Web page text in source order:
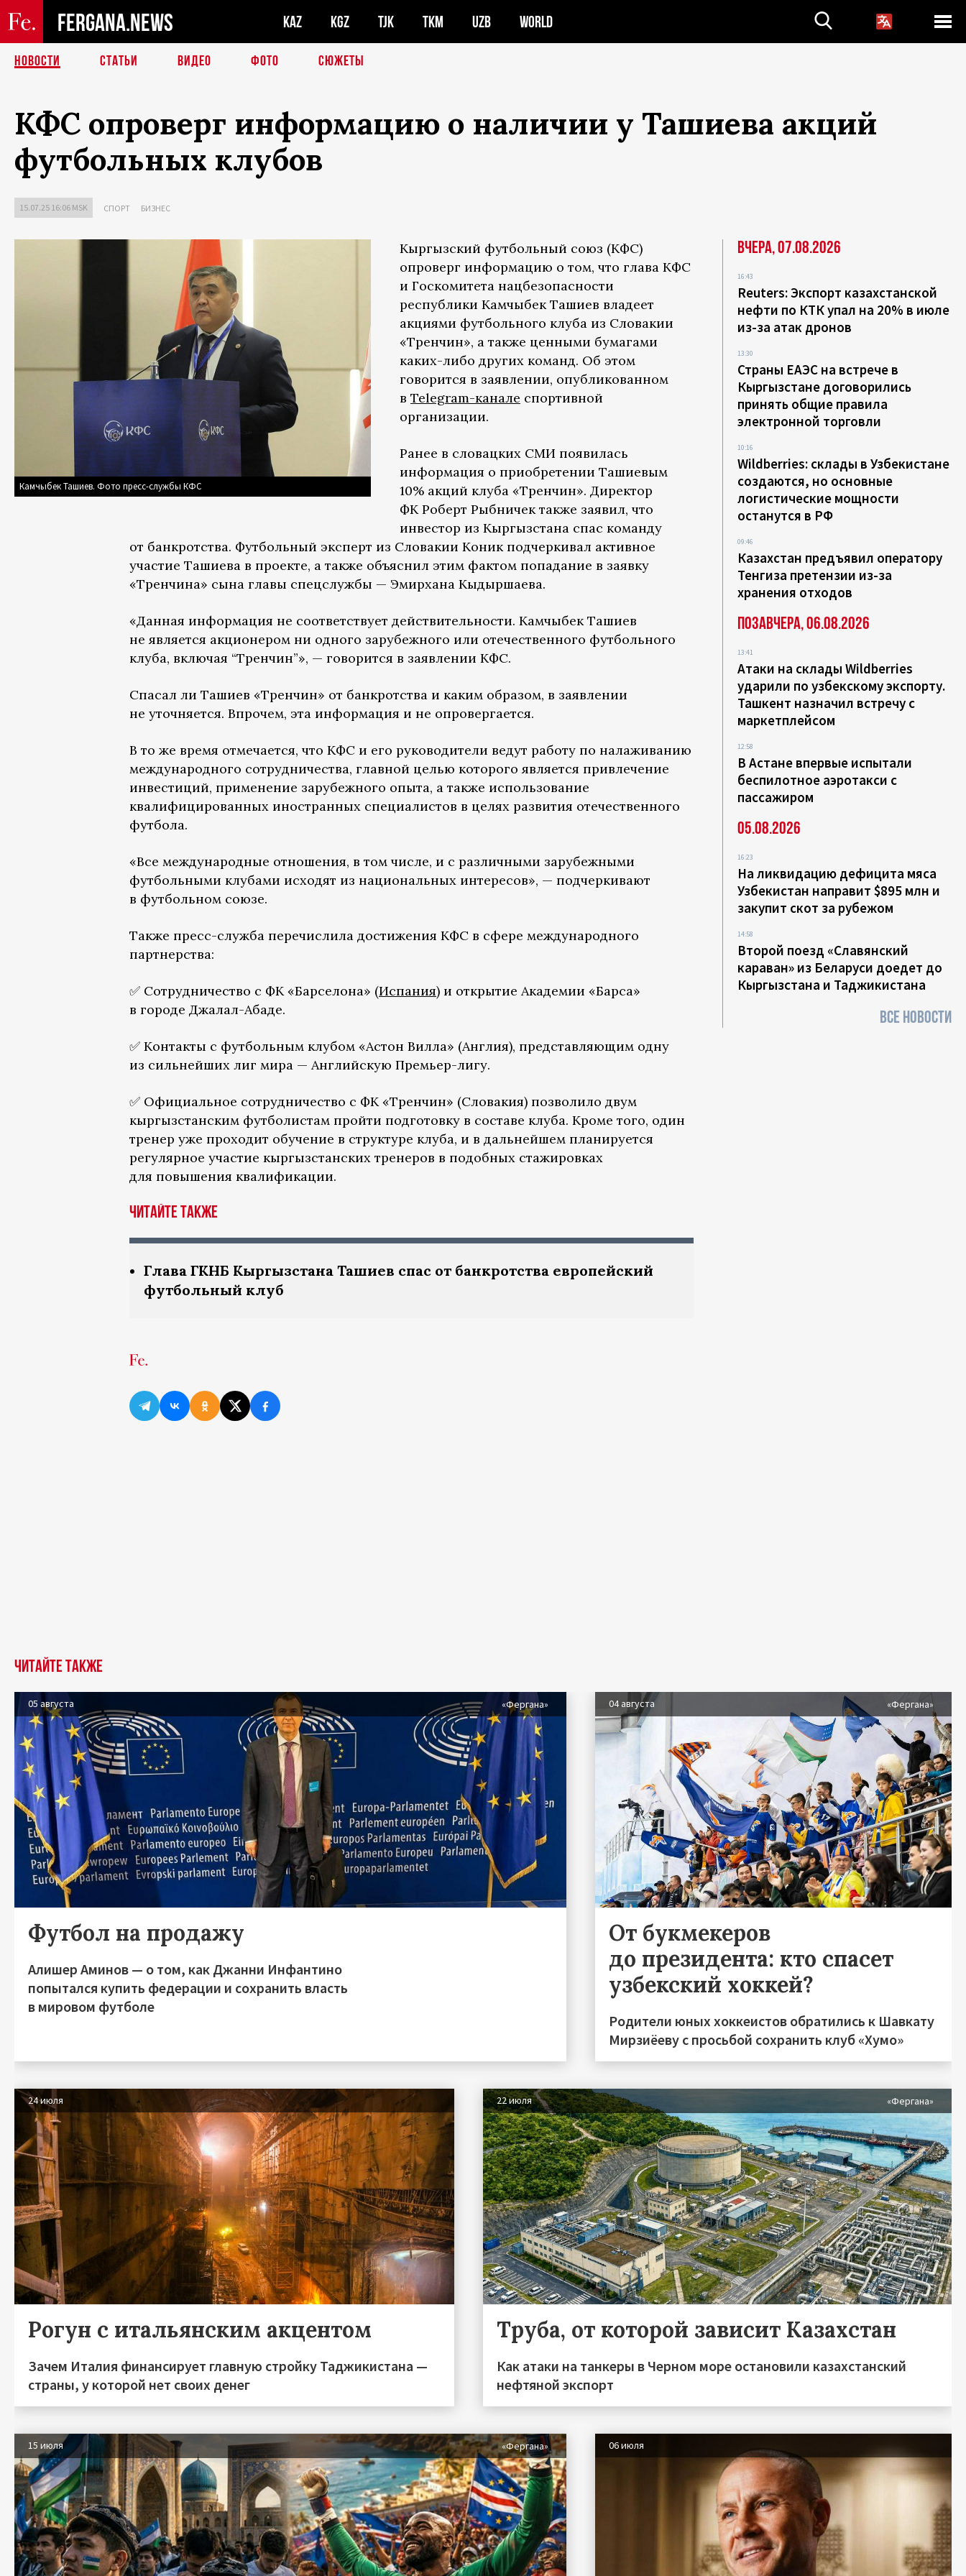
FERGANA.NEWS KAZ KGZ TJK TKM UZB WORLD
НОВОСТИ СТАТЬИ ВИДЕО ФОТО СЮЖЕТЫ
КФС опроверг информацию о наличии у Ташиева акций
футбольных клубов
15.07.25 16:06 MSK СПОРТ БИЗНЕС
Камчыбек Ташиев. Фото пресс-службы КФС
Кыргызский футбольный союз (КФС)
опроверг информацию о том, что глава КФС
и Госкомитета нацбезопасности
республики Камчыбек Ташиев владеет
акциями футбольного клуба из Словакии
«Тренчин», а также ценными бумагами
каких-либо других команд. Об этом
говорится в заявлении, опубликованном
в Telegram-канале спортивной
организации.
Ранее в словацких СМИ появилась
информация о приобретении Ташиевым
10% акций клуба «Тренчин». Директор
ФК Роберт Рыбничек также заявил, что
инвестор из Кыргызстана спас команду
от банкротства. Футбольный эксперт из Словакии Коник подчеркивал активное
участие Ташиева в проекте, а также объяснил этим фактом попадание в заявку
«Тренчина» сына главы спецслужбы — Эмирхана Кыдыршаева.
«Данная информация не соответствует действительности. Камчыбек Ташиев
не является акционером ни одного зарубежного или отечественного футбольного
клуба, включая “Тренчин”», — говорится в заявлении КФС.
Спасал ли Ташиев «Тренчин» от банкротства и каким образом, в заявлении
не уточняется. Впрочем, эта информация и не опровергается.
В то же время отмечается, что КФС и его руководители ведут работу по налаживанию
международного сотрудничества, главной целью которого является привлечение
инвестиций, применение зарубежного опыта, а также использование
квалифицированных иностранных специалистов в целях развития отечественного
футбола.
«Все международные отношения, в том числе, и с различными зарубежными
футбольными клубами исходят из национальных интересов», — подчеркивают
в футбольном союзе.
Также пресс-служба перечислила достижения КФС в сфере международного
партнерства:
✅ Сотрудничество с ФК «Барселона» (Испания) и открытие Академии «Барса»
в городе Джалал-Абаде.
✅ Контакты с футбольным клубом «Астон Вилла» (Англия), представляющим одну
из сильнейших лиг мира — Английскую Премьер-лигу.
✅ Официальное сотрудничество с ФК «Тренчин» (Словакия) позволило двум
кыргызстанским футболистам пройти подготовку в составе клуба. Кроме того, один
тренер уже проходит обучение в структуре клуба, и в дальнейшем планируется
регулярное участие кыргызстанских тренеров в подобных стажировках
для повышения квалификации.
Читайте также
Глава ГКНБ Кыргызстана Ташиев спас от банкротства европейский
футбольный клуб
Вчера, 07.08.2026
16:43
Reuters: Экспорт казахстанской
нефти по КТК упал на 20% в июле
из-за атак дронов
13:30
Страны ЕАЭС на встрече в
Кыргызстане договорились
принять общие правила
электронной торговли
10:16
Wildberries: склады в Узбекистане
создаются, но основные
логистические мощности
останутся в РФ
09:46
Казахстан предъявил оператору
Тенгиза претензии из-за
хранения отходов
Позавчера, 06.08.2026
13:41
Атаки на склады Wildberries
ударили по узбекскому экспорту.
Ташкент назначил встречу с
маркетплейсом
12:58
В Астане впервые испытали
беспилотное аэротакси с
пассажиром
05.08.2026
16:23
На ликвидацию дефицита мяса
Узбекистан направит $895 млн и
закупит скот за рубежом
14:58
Второй поезд «Славянский
караван» из Беларуси доедет до
Кыргызстана и Таджикистана
ВСЕ НОВОСТИ
Читайте также
05 августа «Фергана»
Футбол на продажу
Алишер Аминов — о том, как Джанни Инфантино
попытался купить федерации и сохранить власть
в мировом футболе
04 августа «Фергана»
От букмекеров
до президента: кто спасет
узбекский хоккей?
Родители юных хоккеистов обратились к Шавкату
Мирзиёеву с просьбой сохранить клуб «Хумо»
24 июля
Рогун с итальянским акцентом
Зачем Италия финансирует главную стройку Таджикистана —
страны, у которой нет своих денег
22 июля «Фергана»
Труба, от которой зависит Казахстан
Как атаки на танкеры в Черном море остановили казахстанский
нефтяной экспорт
15 июля «Фергана» 06 июля